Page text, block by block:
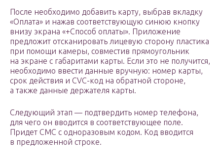
После необходимо добавить карту, выбрав вкладку
«Оплата» и нажав соответствующую синюю кнопку
внизу экрана «+Способ оплаты». Приложение
предложит отсканировать лицевую сторону пластика
при помощи камеры, совместив прямоугольник
на экране с габаритами карты. Если это не получится,
необходимо ввести данные вручную: номер карты,
срок действия и CVC-код на обратной стороне,
а также данные держателя карты.
Следующий этап — подтвердить номер телефона,
для чего он вводится в соответствующее поле.
Придет СМС с одноразовым кодом. Код вводится
в предложенной строке.